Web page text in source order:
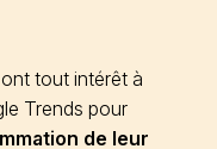
tout intérêt à
Trends pour
de leur